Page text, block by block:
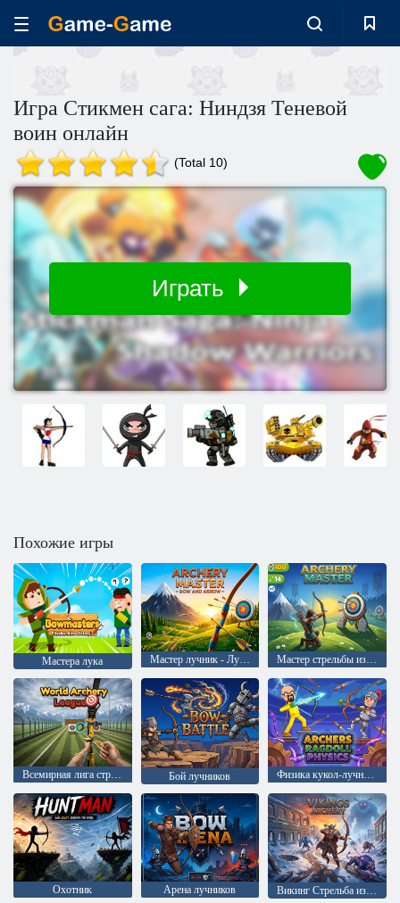
Игра Стикмен сага: Ниндзя Теневой
воин онлайн
(Total 10)
Играть
Похожие игры
Мастера лука Мастер лучник - Лук и стрелы Мастер стрельбы из лука
Всемирная лига стрельбы из лука Бой лучников Физика кукол-лучников
Охотник Арена лучников Викинг Стрельба из лука